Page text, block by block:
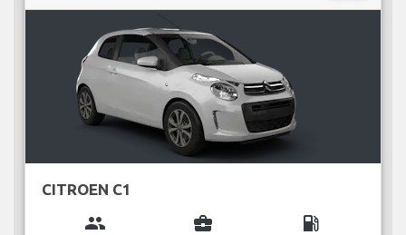
CITROEN C1
group business_center local_gas_station